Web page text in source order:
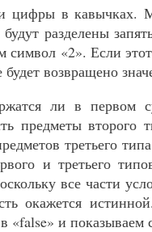
цифры в кавычках.
разделены
«2». Если
возвращено
ли в первом
предметы второго
третьего
и третьего
все части
окажется
«false» и